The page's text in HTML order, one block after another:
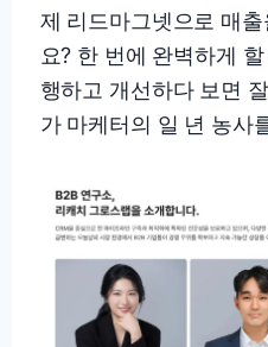
제 리드마그넷으로 매
요? 한 번에 완벽하게
행하고 개선하다 보면
가 마케터의 일 년 농사